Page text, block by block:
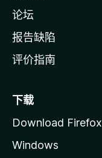
论坛
报告缺陷
评价指南
下载
Download Firefox
Windows